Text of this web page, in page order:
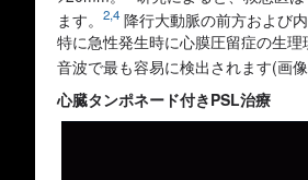
ます。
2,4 降行大動脈の前方および
特に急性発生時に心膜圧留症の生
音波で最も容易に検出されます(画像
心臓タンポネード付きPSL治療